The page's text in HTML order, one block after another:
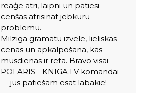
reaģē ātri, laipni un patiesi
cenšas atrisināt jebkuru
problēmu.
Milzīga grāmatu izvēle, lieliskas
cenas un apkalpošana, kas
mūsdienās ir reta. Bravo visai
POLARIS - KNIGA.LV komandai
— jūs patiešām esat labākie!